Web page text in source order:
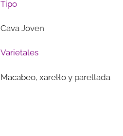
Tipo
Cava Joven
Varietales
Macabeo, xarel·lo y parellada